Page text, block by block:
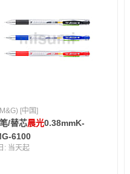
[中国]
/替芯晨光0.38mmK-
6100
: 当天起